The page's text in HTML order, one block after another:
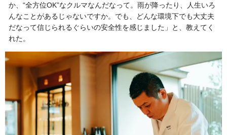
か、“全方位OK”なクルマなんだなって。雨が降ったり、人生いろ
んなことがあるじゃないですか。でも、
どんな環境下でも大丈夫
だなって信じられるぐらいの安全性を感じました」と、教えてく
れた。